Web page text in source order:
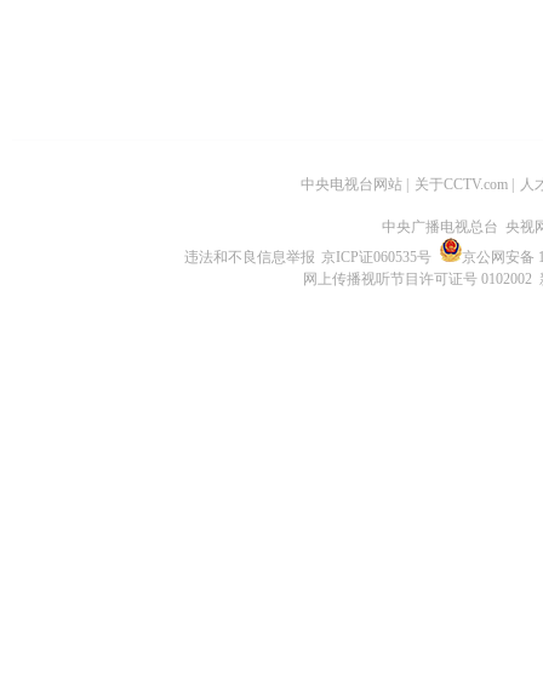
中央电视台网站 关于CCTV.com 人
中央广播电视总台 央视
违法和不良信息举报 京ICP证060535号
京公网安备
网上传播视听节目许可证号 0102002